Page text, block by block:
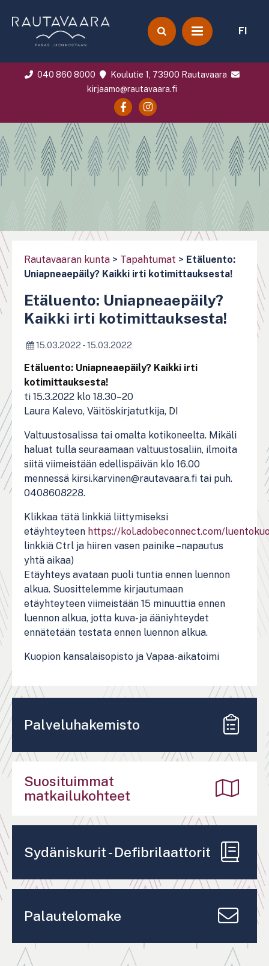
FI
040 860 8000
Koulutie 1, 73900 Rautavaara
kirjaamo@rautavaara.fi
Rautavaaran kunta > Tapahtumat > Etäluento:
Uniapneaepäily? Kaikki irti kotimittauksesta!
Etäluento: Uniapneaepäily?
Kaikki irti kotimittauksesta!
15.03.2022 - 15.03.2022
Etäluento: Uniapneaepäily? Kaikki irti
kotimittauksesta!
ti 15.3.2022 klo 18.30–20
Laura Kalevo, Väitöskirjatutkija, DI
Valtuustosalissa tai omalta kotikoneelta. Mikäli
haluat tulla seuraamaan valtuustosaliin, ilmoita
siitä viimeistään edellispäivän klo 16.00
mennessä kirsi.karvinen@rautavaara.fi tai puh.
0408608228.
Klikkaa tätä linkkiä liittymiseksi
etäyhteyteen https://kol.adobeconnect.com/
linkkiä Ctrl ja hiiren vasen painike –napautus
yhtä aikaa)
Etäyhteys avataan puoli tuntia ennen luennon
alkua. Suosittelemme kirjautumaan
etäyhteyteen viimeistään 15 minuuttia ennen
luennon alkua, jotta kuva- ja ääniyhteydet
ennätetään testata ennen luennon alkua.
Kuopion kansalaisopisto ja Vapaa-aikatoimi
Palveluhakemisto
Suosituimmat
matkailukohteet
Sydäniskurit - Defibrilaattorit
Palautelomake